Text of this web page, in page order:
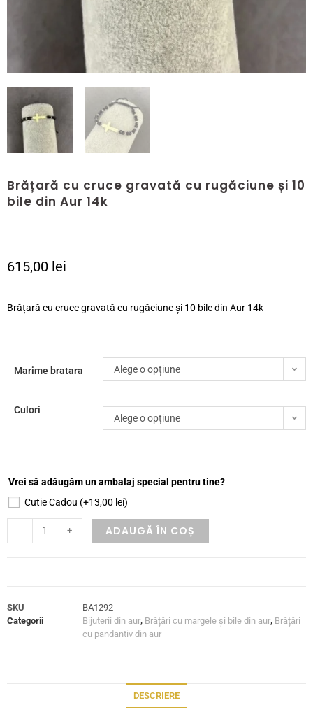
Brățară cu cruce gravată cu rugăciune și 10
bile din Aur 14k
615,00 lei
Brățară cu cruce gravată cu rugăciune și 10 bile din Aur 14k
Marime bratara Alege o opțiune
Culori
Alege o opțiune
Vrei să adăugăm un ambalaj special pentru tine?
Cutie Cadou (+13,00 lei)
- + ADAUGĂ ÎN COȘ
SKU
BA1292
Categorii
Bijuterii din aur, Brățări cu margele și bile din aur, Brățări
cu pandantiv din aur
DESCRIERE